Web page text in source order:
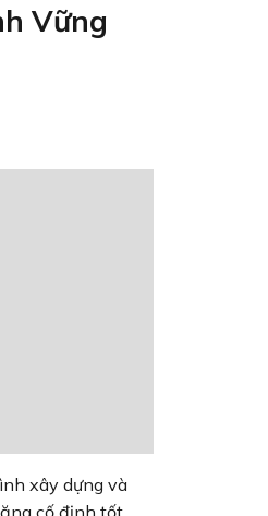
Vững
xây dựng và
cố định tốt,